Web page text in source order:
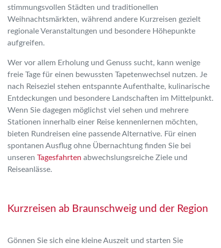
stimmungsvollen Städten und traditionellen
Weihnachtsmärkten, während andere Kurzreisen gezielt
regionale Veranstaltungen und besondere Höhepunkte
aufgreifen.
Wer vor allem Erholung und Genuss sucht, kann wenige
freie Tage für einen bewussten Tapetenwechsel nutzen. Je
nach Reiseziel stehen entspannte Aufenthalte, kulinarische
Entdeckungen und besondere Landschaften im Mittelpunkt.
Wenn Sie dagegen möglichst viel sehen und mehrere
Stationen innerhalb einer Reise kennenlernen möchten,
bieten Rundreisen eine passende Alternative. Für einen
spontanen Ausflug ohne Übernachtung finden Sie bei
unseren Tagesfahrten abwechslungsreiche Ziele und
Reiseanlässe.
Kurzreisen ab Braunschweig und der Region
Gönnen Sie sich eine kleine Auszeit und starten Sie